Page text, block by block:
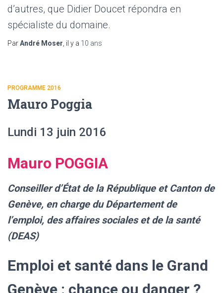
d’autres, que Didier Doucet répondra en
spécialiste du domaine.
ParAndré Moser , il y a 10 ans
PROGRAMME 2016
Mauro Poggia
Lundi 13 juin 2016
Mauro POGGIA
Conseiller d’État de la République et Canton de
Genève, en charge du Département de
l’emploi, des affaires sociales et de la santé
(DEAS)
Emploi et santé dans le Grand
Genève : chance ou danger ?